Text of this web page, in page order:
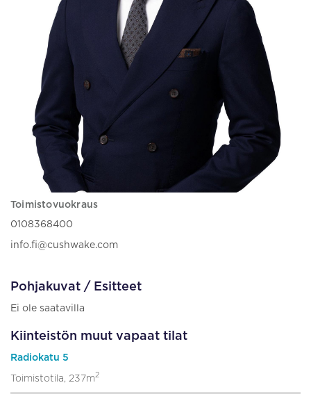
Toimistovuokraus
0108368400
info.fi@cushwake.com
Pohjakuvat / Esitteet
Ei ole saatavilla
Kiinteistön muut vapaat tilat
Radiokatu 5
Toimistotila, 237m2